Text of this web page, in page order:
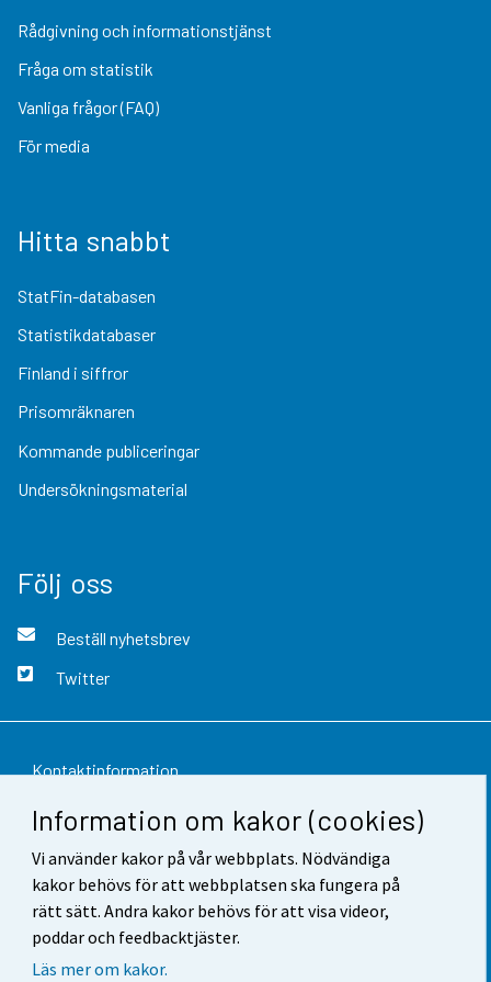
Information om kakor (cookies)
Vi använder kakor på vår webbplats. Nödvändiga
kakor behövs för att webbplatsen ska fungera på
rätt sätt. Andra kakor behövs för att visa videor,
poddar och feedbacktjäster.
Läs mer om kakor.
Rådgivning och informationstjänst
Fråga om statistik
Vanliga frågor (FAQ)
För media
Hitta snabbt
StatFin-databasen
Statistikdatabaser
Finland i siffror
Prisomräknaren
Kommande publiceringar
Undersökningsmaterial
Följ oss
Beställ nyhetsbrev
Twitter
Kontaktinformation
Respons
Användarvillkor
Dataskydd
Tillgänglighet